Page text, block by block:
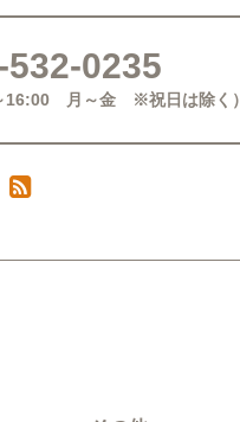
532-0235
16:00 月～金 ※祝日は除く）